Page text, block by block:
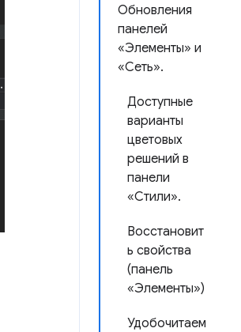
Обновления
панелей
«Элементы» и
«Сеть».
Доступные
варианты
цветовых
решений в
панели
«Стили».
Восстановит
ь свойства
(панель
«Элементы»)
Удобочитаем